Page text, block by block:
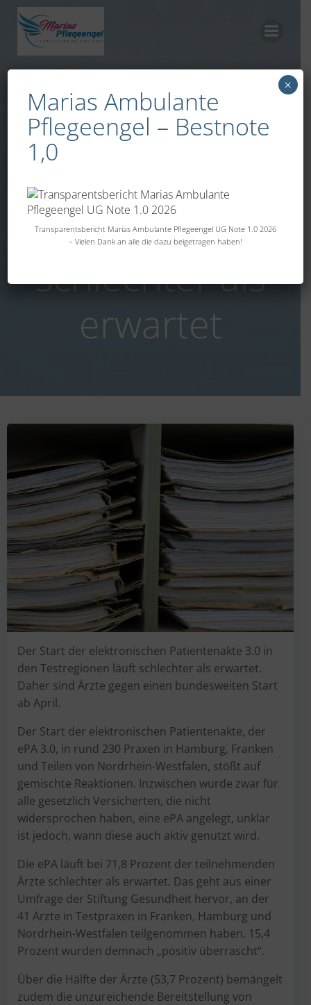
Elektronische
Patientenakte:
Testphase läuft
schlechter als
erwartet
Der Start der elektronischen Patientenakte 3.0 in
den Testregionen läuft schlechter als erwartet.
Daher sind Ärzte gegen einen bundesweiten Start
ab April.
Der Start der elektronischen Patientenakte, der
ePA 3.0, in rund 230 Praxen in Hamburg, Franken
und Teilen von Nordrhein-Westfalen, stößt auf
gemischte Reaktionen. Inzwischen wurde zwar für
alle gesetzlich Versicherten, die nicht
widersprochen haben, eine ePA angelegt, unklar
ist jedoch, wann diese auch aktiv genutzt wird.
Die ePA läuft bei 71,8 Prozent der teilnehmenden
Ärzte schlechter als erwartet. Das geht aus einer
Umfrage der Stiftung Gesundheit hervor, an der
41 Ärzte in Testpraxen in Franken, Hamburg und
Nordrhein-Westfalen teilgenommen haben. 15,4
Prozent wurden demnach „positiv überrascht“.
Über die Hälfte der Ärzte (53,7 Prozent) bemängelt
zudem die unzureichende Bereitstellung von
Marias Ambulante
Pflegeengel – Bestnote
1,0
Transparentsbericht Marias Ambulante Pflegeengel UG Note 1.0 2026
– Vielen Dank an alle die dazu beigetragen haben!
×